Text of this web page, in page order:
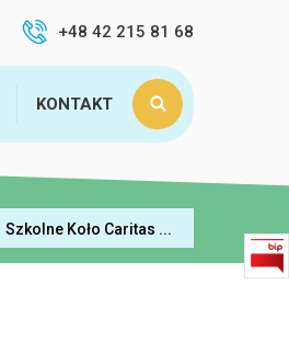
+48 42 215 81 68
KONTAKT
Szkolne Koło Caritas ...